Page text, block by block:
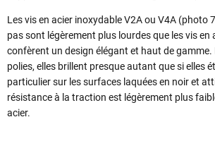
Les vis en acier inoxydable V2A ou V4A (photo
pas sont légèrement plus lourdes que les vis en
confèrent un design élégant et haut de gamme.
polies, elles brillent presque autant que si elles
particulier sur les surfaces laquées en noir et
résistance à la traction est légèrement plus
acier.